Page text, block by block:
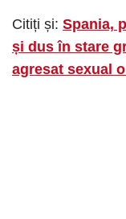
Citiți și: Spania,
și dus în stare
agresat sexual